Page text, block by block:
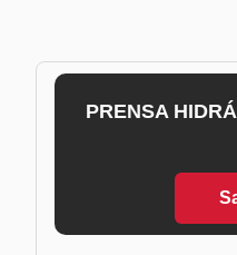
PRENSA